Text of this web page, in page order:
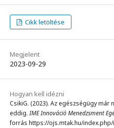
Cikk letöltése
Megjelent
2023-09-29
Hogyan kell idézni
CsikiG. (2023). Az egészségügy
eddig.IME Innováció Menedzsment
forrás https://ojs.mtak.hu/